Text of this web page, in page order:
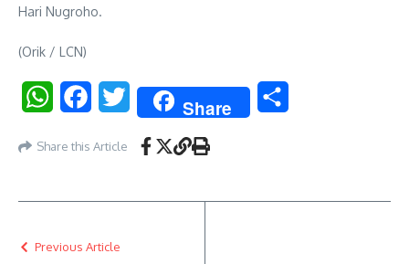
Hari Nugroho.
(Orik / LCN)
WhatsAppFacebookTwitter Share
Share this Article
Previous Article